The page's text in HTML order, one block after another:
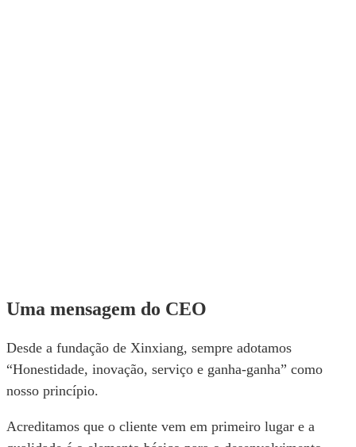
Uma mensagem do CEO
Desde a fundação de Xinxiang, sempre adotamos
“Honestidade, inovação, serviço e ganha-ganha” como
nosso princípio.
Acreditamos que o cliente vem em primeiro lugar e a